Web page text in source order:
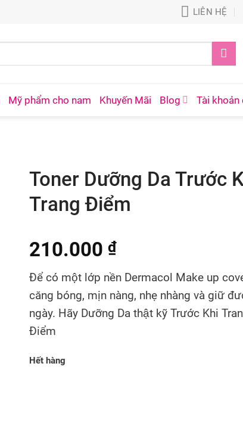
LIÊN HỆ
Mỹ phẩm cho nam Khuyến Mãi Blog Tài khoản
Toner Dưỡng Da Trước
Trang Điểm
210.000 ₫
Để có một lớp nền Dermacol Make up
căng bóng, mịn nàng, nhẹ nhàng và giữ
ngày. Hãy Dưỡng Da thật kỹ Trước Khi
Điểm
Hết hàng